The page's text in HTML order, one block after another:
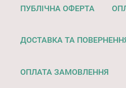
ПУБЛІЧНА ОФЕРТА
ДОСТАВКА ТА
ОПЛАТА ЗАМОВЛЕННЯ